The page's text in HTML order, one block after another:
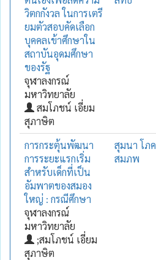
วิตกกังวล ในการเตรี
ยมตัวสอบคัดเลือก
บุคคลเข้าศึกษาใน
สถาบันอุดมศึกษา
ของรัฐ
จุฬาลงกรณ์
มหาวิทยาลัย
สมโภชน์ เอี่ยม
สุภาษิต
การกระตุ้นพัฒนา
การระยะแรกเริ่ม
สำหรับเด็กที่เป็น
อัมพาตของสมอง
ใหญ่ : กรณีศึกษา
จุฬาลงกรณ์
มหาวิทยาลัย
;สมโภชน์ เอี่ยม
สุภาษิต
สุมนา โภค
สมภพ